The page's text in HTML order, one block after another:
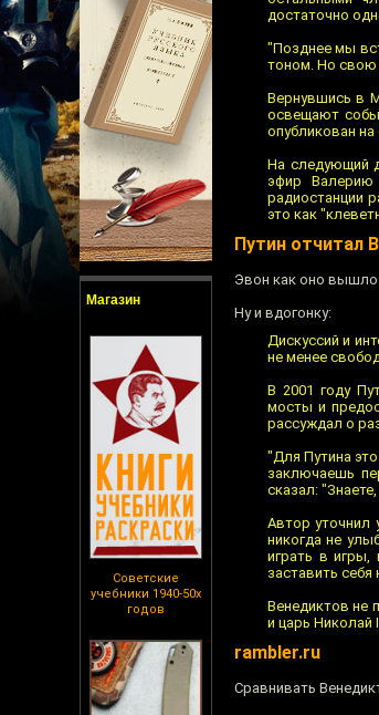
Магазин
Советские
учебники 1940-50х
годов
достаточно
"Позднее мы
тоном. Но свою
Вернувшись в
освещают
опубликован на
На следующий
эфир Валерию
радиостанции
это как
Путин отчитал
Эвон как оно
Ну и вдогонку:
Дискуссий и
не менее
В 2001 году
мосты и
рассуждал о
"Для Путина
заключаешь
сказал:
Автор уточнил
никогда не
играть в игры,
заставить
Венедиктов не
и царь Николай
rambler.ru
Сравнивать